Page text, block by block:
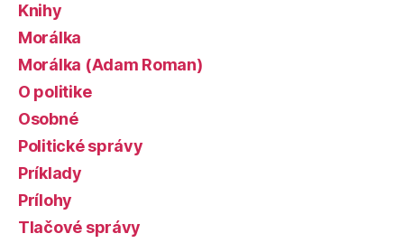
Knihy
Morálka
Morálka (Adam Roman)
O politike
Osobné
Politické správy
Príklady
Prílohy
Tlačové správy